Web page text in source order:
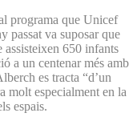
programa que Unicef
passat va suposar que
650 infants
a un centenar més amb
es tracta “d’un
molt especialment en la
espais.